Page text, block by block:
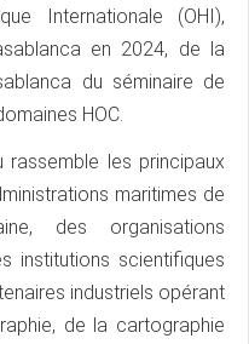
Internationale (OHI),
en 2024, de la
du séminaire de
HOC.
les principaux
maritimes de
des organisations
institutions scientifiques
industriels opérant
de la cartographie